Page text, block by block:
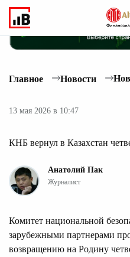
Главное Новости
13 мая 2026 в 10:47
КНБ вернул в Казахстан
Анатолий Пак
Журналист
Комитет национальной
зарубежными партнерами
возвращению на Родину